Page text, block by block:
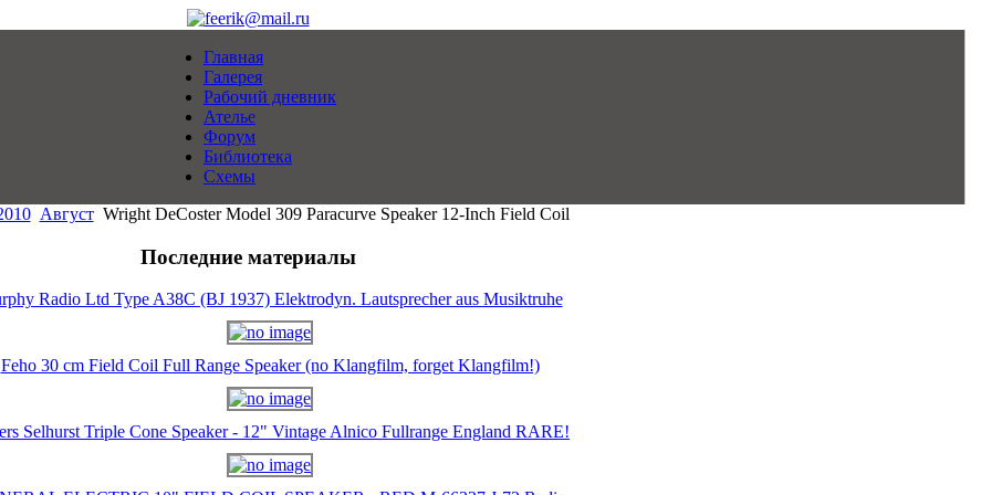
Главная
Галерея
Рабочий дневник
Ателье
Форум
Библиотека
Схемы
Август Wright DeCoster Model 309 Paracurve Speaker 12-Inch Field Coil
Последние материалы
Radio Ltd Type A38C (BJ 1937) Elektrodyn. Lautsprecher aus Musiktruhe
Feho 30 cm Field Coil Full Range Speaker (no Klangfilm, forget Klangfilm!)
Selhurst Triple Cone Speaker - 12" Vintage Alnico Fullrange England RARE!